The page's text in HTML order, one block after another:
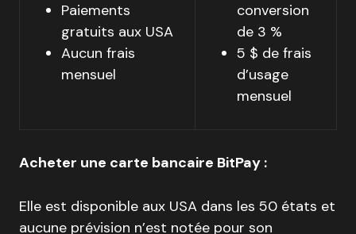
Paiements
gratuits aux USA
Aucun frais
mensuel
conversion
de 3 %
5 $ de frais
d’usage
mensuel
Acheter une carte bancaire BitPay :
Elle est disponible aux USA dans les 50 états et
aucune prévision n’est notée pour son